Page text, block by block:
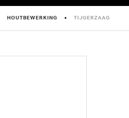
HOUTBEWERKING TIJGERZAAG